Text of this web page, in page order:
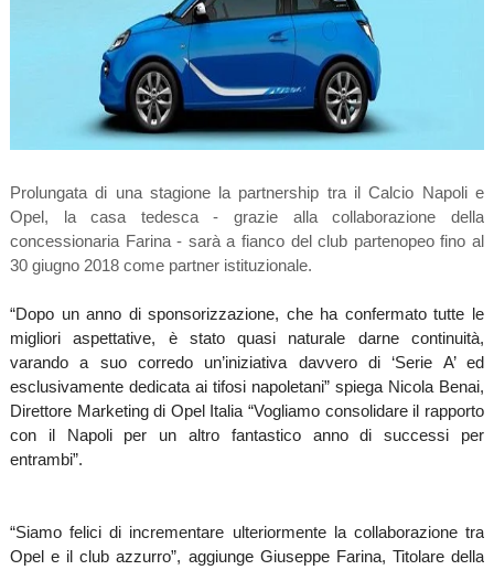
Prolungata di una stagione la partnership tra il Calcio Napoli e
Opel, la casa tedesca - grazie alla collaborazione della
concessionaria Farina - sarà a fianco del club partenopeo fino al
30 giugno 2018 come partner istituzionale.
“Dopo un anno di sponsorizzazione, che ha confermato tutte le
migliori aspettative, è stato quasi naturale darne continuità,
varando a suo corredo un’iniziativa davvero di ‘Serie A’ ed
esclusivamente dedicata ai tifosi napoletani” spiega Nicola Benai,
Direttore Marketing di Opel Italia “Vogliamo consolidare il rapporto
con il Napoli per un altro fantastico anno di successi per
entrambi”.
“Siamo felici di incrementare ulteriormente la collaborazione tra
Opel e il club azzurro”, aggiunge Giuseppe Farina, Titolare della